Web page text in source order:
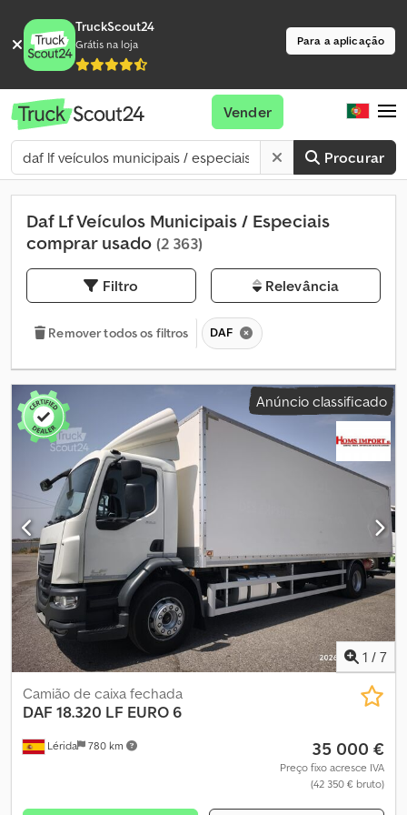
TruckScout24
Grátis na loja Para a aplicação
Procurar
Vender
Daf Lf Veículos Municipais / Especiais
comprar usado (2 363)
Filtro Relevância
Remover todos os filtros DAF
Anúncio classificado
1 / 7
Lérida 780 km
Camião de caixa fechada
DAF 18.320 LF EURO 6
35 000 €
Preço fixo acresce IVA
(42 350 € bruto)